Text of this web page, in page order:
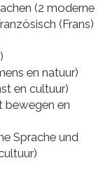
(2 moderne
(Frans)
en natuur)
en cultuur)
bewegen en
Sprache und